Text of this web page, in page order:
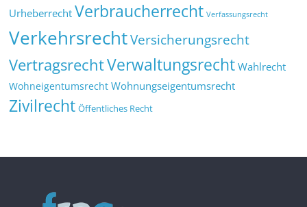
Urheberrecht Verbraucherrecht Verfassungsrecht
VerkehrsrechtVersicherungsrecht
VertragsrechtVerwaltungsrecht Wahlrecht
Wohneigentumsrecht Wohnungseigentumsrecht
Zivilrecht Öffentliches Recht